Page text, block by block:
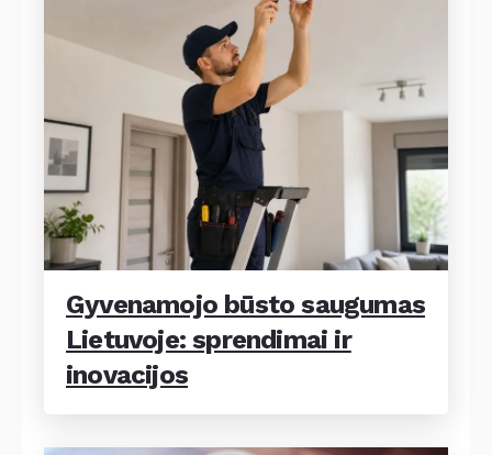
Gyvenamojo būsto saugumas
Lietuvoje: sprendimai ir
inovacijos